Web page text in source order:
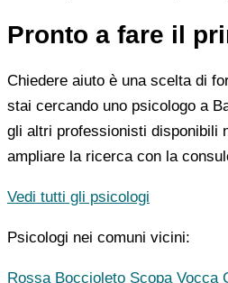
Pronto a fare il
Chiedere aiuto è una scelta di
stai cercando uno psicologo a
gli altri professionisti disponibili
ampliare la ricerca con la
Vedi tutti gli psicologi
Psicologi nei comuni vicini:
Rossa Boccioleto Scopa Vocca